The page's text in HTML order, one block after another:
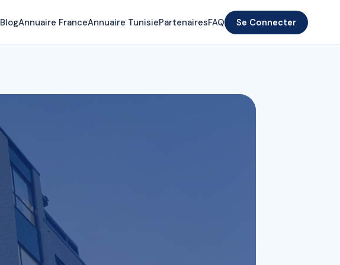
BlogAnnuaire FranceAnnuaire TunisiePartenairesFAQ Se Connecter